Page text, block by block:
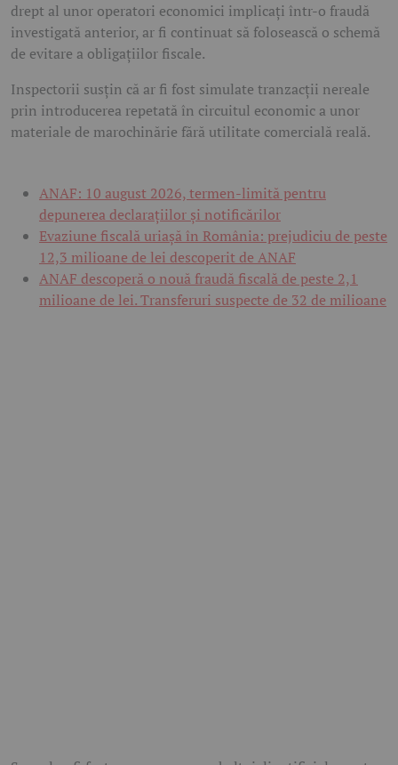
drept al unor operatori economici implicați într-o fraudă
investigată anterior, ar fi continuat să folosească o schemă
de evitare a obligațiilor fiscale.
Inspectorii susțin că ar fi fost simulate tranzacții nereale
prin introducerea repetată în circuitul economic a unor
materiale de marochinărie fără utilitate comercială reală.
ANAF: 10 august 2026, termen-limită pentru
depunerea declarațiilor și notificărilor
Evaziune fiscală uriașă în România: prejudiciu de peste
12,3 milioane de lei descoperit de ANAF
ANAF descoperă o nouă fraudă fiscală de peste 2,1
milioane de lei. Transferuri suspecte de 32 de milioane